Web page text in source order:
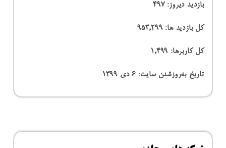
بازدید دیروز:497
کل بازدید ها:953,299
کل کاربرها: 1,499
تاریخ به‌روزشدن سایت:۶ دی ۱۳۹۹